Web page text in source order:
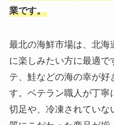
業です。
最北の海鮮市場は、北海
に楽しみたい方に最適で
テ、鮭などの海の幸が好
す。ベテラン職人が丁寧
切足や、冷凍されていな